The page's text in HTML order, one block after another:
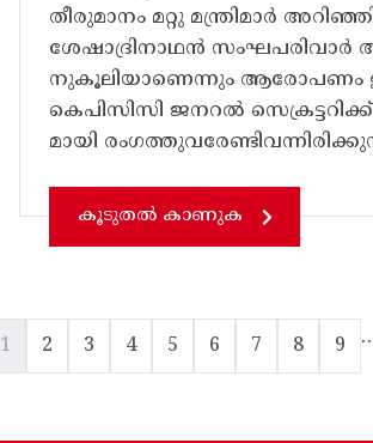
തീരുമാനം മറ്റു മന്ത്രിമാർ
ശേഷാദ്രിനാഥൻ സംഘപരിവാർ
നുകൂലിയാണെന്നും ആരോപണം
കെപിസിസി ജനറൽ
മായി
കൂടുതൽ കാണുക
Current page
1 Page
2 Page
3 Page
4 Page
5 Page
6 Page
7 Page
8 9